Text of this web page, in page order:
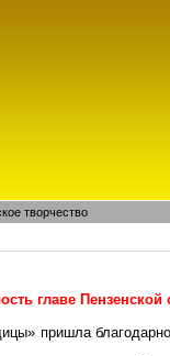
творчество
главе Пензенской
пришла